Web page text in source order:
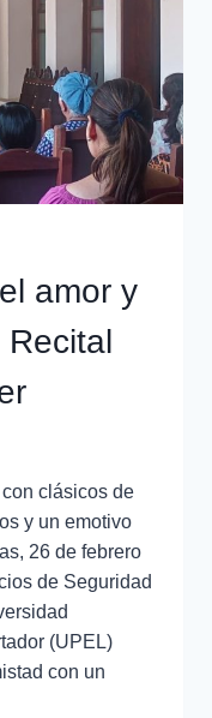
amor y
clásicos de
y un emotivo
26 de febrero
de Seguridad
(UPEL)
con un